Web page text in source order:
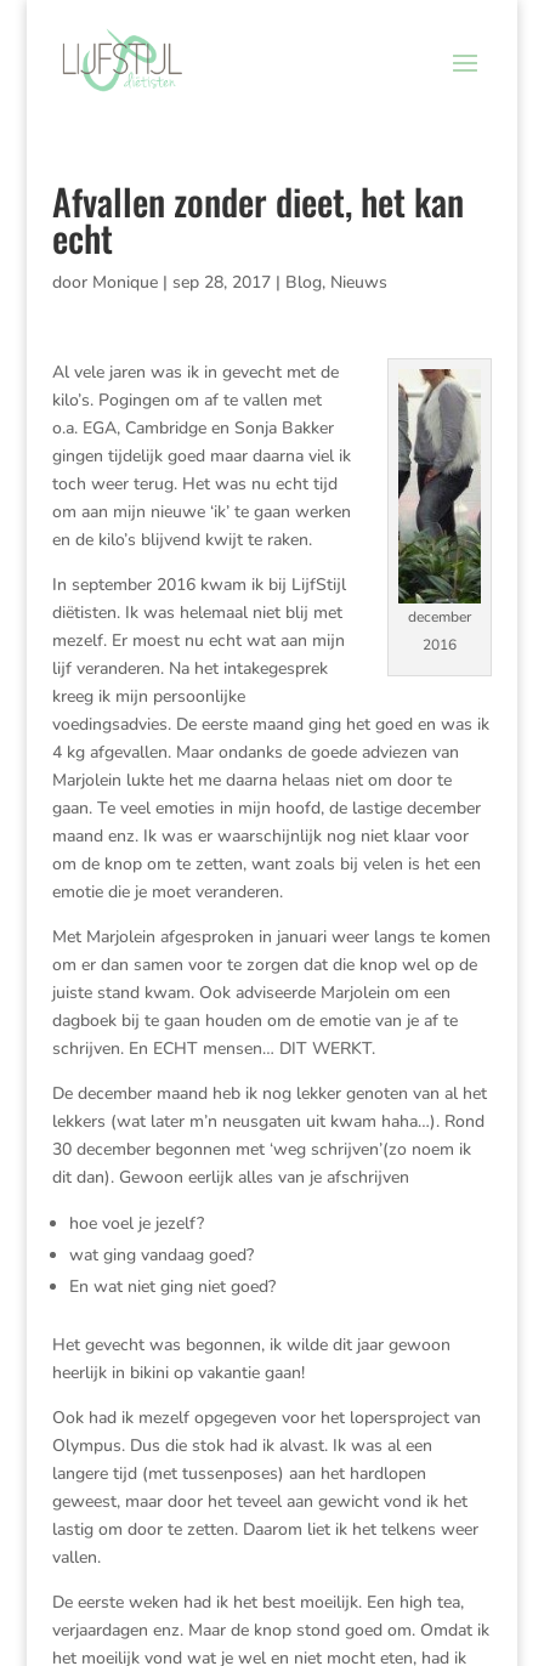
Afvallen zonder dieet, het kan
echt
door Monique| sep 28, 2017| Blog, Nieuws
december
2016
Al vele jaren was ik in gevecht met de
kilo’s. Pogingen om af te vallen met
o.a. EGA, Cambridge en Sonja Bakker
gingen tijdelijk goed maar daarna viel ik
toch weer terug. Het was nu echt tijd
om aan mijn nieuwe ‘ik’ te gaan werken
en de kilo’s blijvend kwijt te raken.
In september 2016 kwam ik bij LijfStijl
diëtisten. Ik was helemaal niet blij met
mezelf. Er moest nu echt wat aan mijn
lijf veranderen. Na het intakegesprek
kreeg ik mijn persoonlijke
voedingsadvies. De eerste maand ging het goed en was ik
4 kg afgevallen. Maar ondanks de goede adviezen van
Marjolein lukte het me daarna helaas niet om door te
gaan. Te veel emoties in mijn hoofd, de lastige december
maand enz. Ik was er waarschijnlijk nog niet klaar voor
om de knop om te zetten, want zoals bij velen is het een
emotie die je moet veranderen.
Met Marjolein afgesproken in januari weer langs te komen
om er dan samen voor te zorgen dat die knop wel op de
juiste stand kwam. Ook adviseerde Marjolein om een
dagboek bij te gaan houden om de emotie van je af te
schrijven. En ECHT mensen… DIT WERKT.
De december maand heb ik nog lekker genoten van al het
lekkers (wat later m’n neusgaten uit kwam haha…). Rond
30 december begonnen met ‘weg schrijven’(zo noem ik
dit dan). Gewoon eerlijk alles van je afschrijven
hoe voel je jezelf?
wat ging vandaag goed?
En wat niet ging niet goed?
Het gevecht was begonnen, ik wilde dit jaar gewoon
heerlijk in bikini op vakantie gaan!
Ook had ik mezelf opgegeven voor het lopersproject van
Olympus. Dus die stok had ik alvast. Ik was al een
langere tijd (met tussenposes) aan het hardlopen
geweest, maar door het teveel aan gewicht vond ik het
lastig om door te zetten. Daarom liet ik het telkens weer
vallen.
De eerste weken had ik het best moeilijk. Een high tea,
verjaardagen enz. Maar de knop stond goed om. Omdat ik
het moeilijk vond wat je wel en niet mocht eten, had ik